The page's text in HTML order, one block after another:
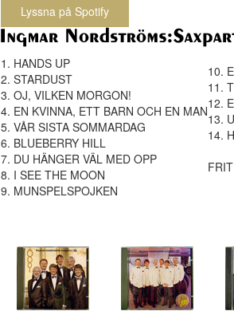
Lyssna på Spotify
1. HANDS UP
2. STARDUST
3. OJ, VILKEN MORGON!
4. EN KVINNA, ETT BARN OCH EN MAN
5. VÅR SISTA SOMMARDAG
6. BLUEBERRY HILL
7. DU HÄNGER VÄL MED OPP
8. I SEE THE MOON
9. MUNSPELSPOJKEN
10.
11.
12.
13.
14.